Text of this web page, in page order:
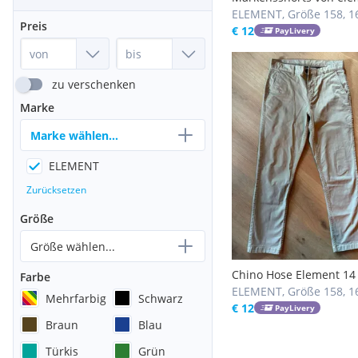
Preis
zu verschenken
Marke
Marke wählen...
ELEMENT
Zurücksetzen
Größe
Größe wählen...
Farbe
Mehrfarbig
Schwarz
Braun
Blau
Türkis
Grün
DC im Doppelpack
ELEMENT, Größe 158,
€ 12
PayLivery
Chino Hose Element 14
ELEMENT, Größe 158,
€ 12
PayLivery